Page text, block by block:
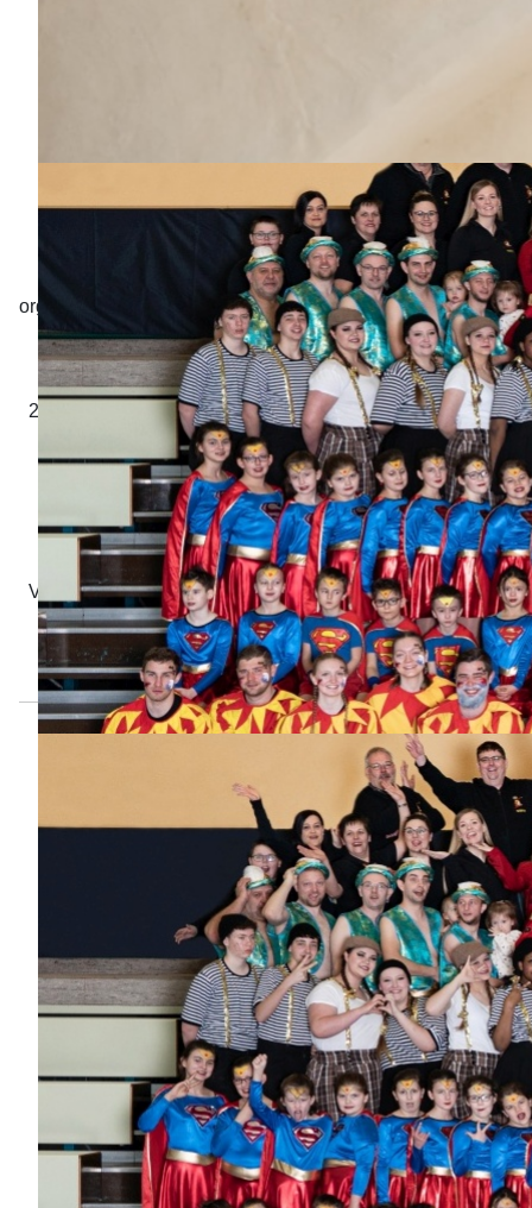
Unser Zeltlager steht vor der Tür. Auf Grund von
organisatorischen Gründen können wir das Zeltlager leider
nicht von Freitag bis Sonntag durchführen.
Stattdessen findet das Zeltlager von Samstag den
25.07.2026 auf Sonntag den 26.07.2026 statt. Mehr Infos
findet ihr auf der Anmeldung.
Anmelden könnt ihr Euer Kind zwischen dem Kinder-
Abschlussessen und dem Teenie-Abschlussessen
(07.03.2026 ca. 13:00 - 13:15 Uhr).
Vielen Dank für Euer Verständnis - wir freuen uns auf ein
tolles, gemeinsames Zeltlager!
Euer Jugendteam
Prinzenpaare der
Schlossfinken
der Saison 2025-2026